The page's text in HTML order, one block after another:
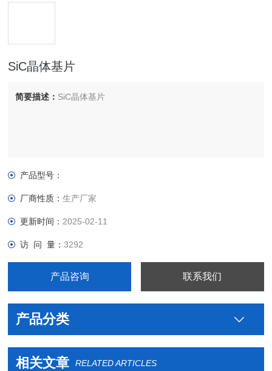
SiC晶体基片
简要描述： SiC晶体基片
产品型号：
厂商性质：生产厂家
更新时间： 2025-02-11
访 问 量：3292
产品咨询 联系我们
产品分类
相关文章 RELATED ARTICLES